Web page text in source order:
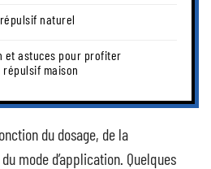
naturel
et astuces pour profiter
maison
du dosage, de la
mode d’application. Quelques